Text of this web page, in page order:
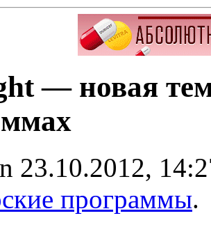
— новая
23.10.2012,
программы.